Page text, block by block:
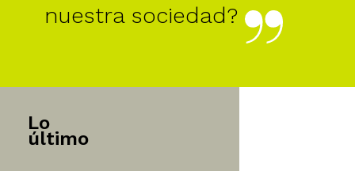
nuestra sociedad?
Lo
último